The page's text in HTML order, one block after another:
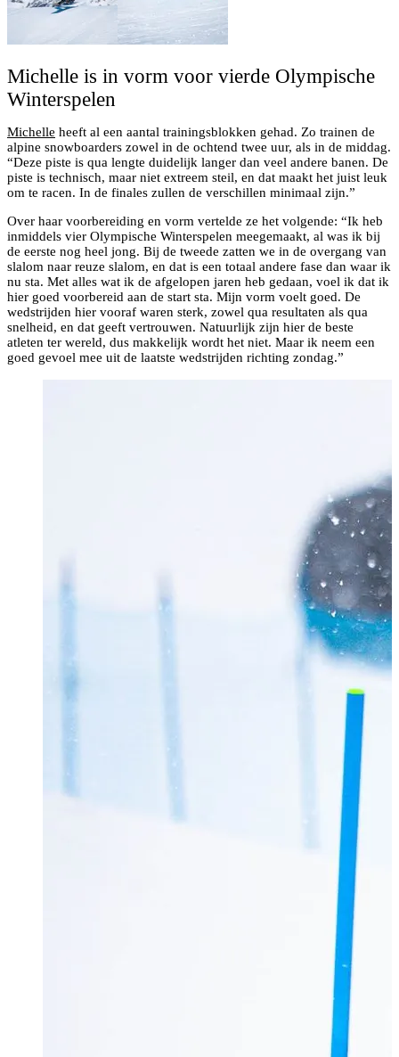
Michelle is in vorm voor vierde Olympische
Winterspelen
Michelle heeft al een aantal trainingsblokken gehad. Zo trainen de
alpine snowboarders zowel in de ochtend twee uur, als in de middag.
“Deze piste is qua lengte duidelijk langer dan veel andere banen. De
piste is technisch, maar niet extreem steil, en dat maakt het juist leuk
om te racen. In de finales zullen de verschillen minimaal zijn.”
Over haar voorbereiding en vorm vertelde ze het volgende: “Ik heb
inmiddels vier Olympische Winterspelen meegemaakt, al was ik bij
de eerste nog heel jong. Bij de tweede zatten we in de overgang van
slalom naar reuze slalom, en dat is een totaal andere fase dan waar ik
nu sta. Met alles wat ik de afgelopen jaren heb gedaan, voel ik dat ik
hier goed voorbereid aan de start sta. Mijn vorm voelt goed. De
wedstrijden hier vooraf waren sterk, zowel qua resultaten als qua
snelheid, en dat geeft vertrouwen. Natuurlijk zijn hier de beste
atleten ter wereld, dus makkelijk wordt het niet. Maar ik neem een
goed gevoel mee uit de laatste wedstrijden richting zondag.”